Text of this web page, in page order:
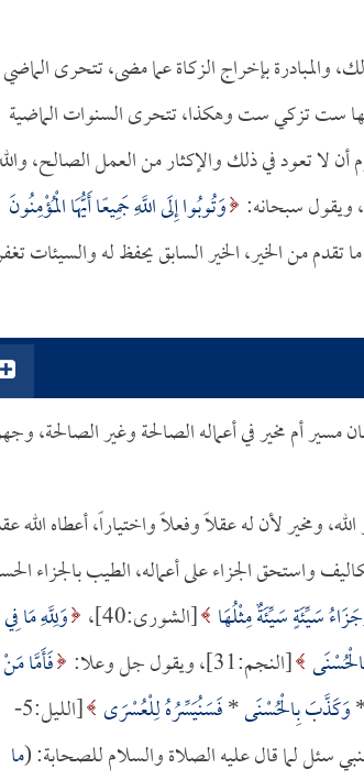
والمبادرة بإخراج الزكاة عما مضى، تتحرى الماضي
ست تزكي ست وهكذا، تتحرى السنوات الماضية
أن لا تعود في ذلك والإكثار من العمل الصالح،
وَتُوبُوا إِلَى اللَّهِ جَمِيعًا أَيُّهَا الْمُؤْمِنُونَ
ما تقدم من الخير، الخير السابق يحفظ له والسيئات
أم مخير في أعماله الصالحة وغير الصالحة،
ومخير لأن له عقلاً وفعلاً واختياراً، أعطاه الله
واستحق الجزاء على أعماله، الطيب بالجزاء
سَيِّئَةٍ سَيِّئَةٌ مِثْلُهَا [الشورى:40]،
وَلِلَّهِ مَا فِي
[النجم:31]، ويقول جل وعلا:
فَأَمَّا مَنْ
وَكَذَّبَ بِالْحُسْنَى*فَسَنُيَسِّرُهُ لِلْعُسْرَى
[الليل:5-
ما